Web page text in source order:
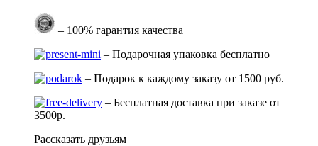
– 100% гарантия качества
– Подарочная упаковка бесплатно
– Подарок к каждому заказу от 1500 руб.
– Бесплатная доставка при заказе от
3500р.
Рассказать друзьям